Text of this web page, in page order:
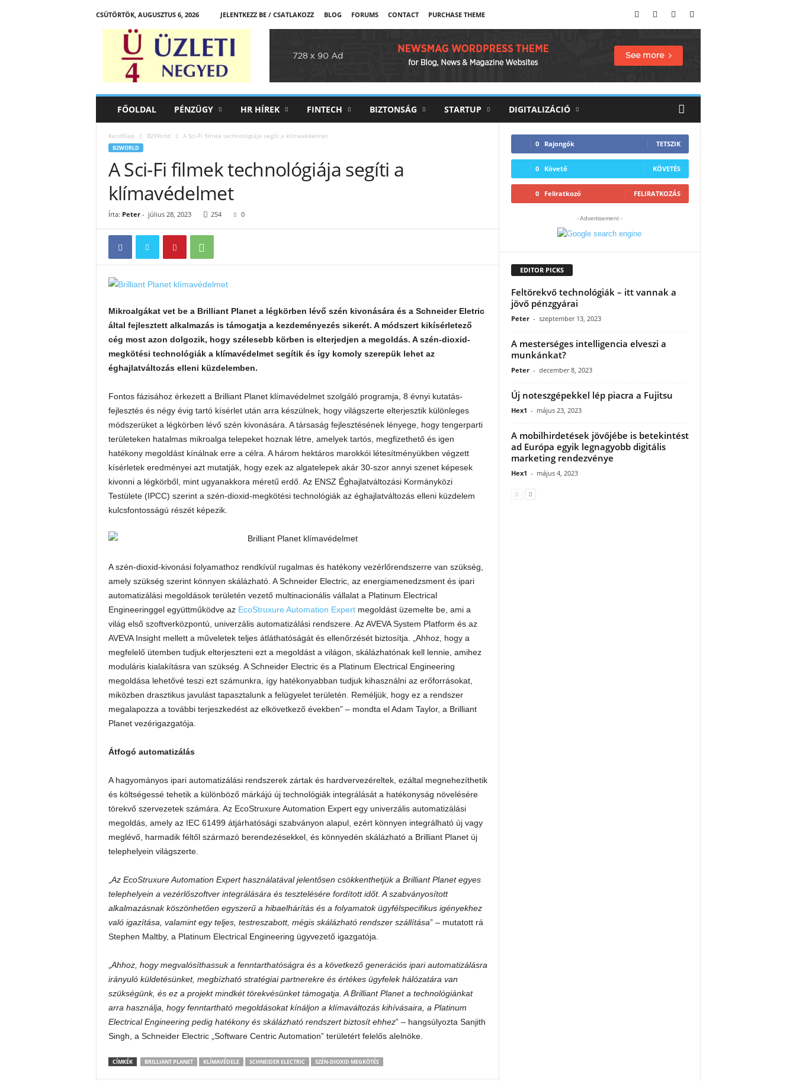
CSÜTÖRTÖK, AUGUSZTUS 6, 2026 JELENTKEZZ BE / CSATLAKOZZ BLOG FORUMS CONTACT
PURCHASE THEME
FŐOLDAL PÉNZÜGY HR HÍREK FINTECH BIZTONSÁG STARTUP DIGITALIZÁCIÓ
Kezdőlap B2World A Sci-Fi filmek technológiája segíti a klímavédelmet
B2WORLD
A Sci-Fi filmek technológiája segíti a
klímavédelmet
Írta: Peter- július 28, 2023 254 0
Mikroalgákat vet be a Brilliant Planet a légkörben lévő szén kivonására és a Schneider Eletric
által fejlesztett alkalmazás is támogatja a kezdeményezés sikerét. A módszert kikísérletező
cég most azon dolgozik, hogy szélesebb körben is elterjedjen a megoldás. A szén-dioxid-
megkötési technológiák a klímavédelmet segítik és így komoly szerepük lehet az
éghajlatváltozás elleni küzdelemben.
Fontos fázisához érkezett a Brilliant Planet klímavédelmet szolgáló programja, 8 évnyi kutatás-
fejlesztés és négy évig tartó kísérlet után arra készülnek, hogy világszerte elterjesztik különleges
módszerüket a légkörben lévő szén kivonására. A társaság fejlesztésének lényege, hogy tengerparti
területeken hatalmas mikroalga telepeket hoznak létre, amelyek tartós, megfizethető és igen
hatékony megoldást kínálnak erre a célra. A három hektáros marokkói létesítményükben végzett
kísérletek eredményei azt mutatják, hogy ezek az algatelepek akár 30-szor annyi szenet képesek
kivonni a légkörből, mint ugyanakkora méretű erdő. Az ENSZ Éghajlatváltozási Kormányközi
Testülete (IPCC) szerint a szén-dioxid-megkötési technológiák az éghajlatváltozás elleni küzdelem
kulcsfontosságú részét képezik.
A szén-dioxid-kivonási folyamathoz rendkívül rugalmas és hatékony vezérlőrendszerre van szükség,
amely szükség szerint könnyen skálázható. A Schneider Electric, az energiamenedzsment és ipari
automatizálási megoldások területén vezető multinacionális vállalat a Platinum Electrical
Engineeringgel együttműködve az EcoStruxure Automation Expertmegoldást üzemelte be, ami a
világ első szoftverközpontú, univerzális automatizálási rendszere. Az AVEVA System Platform és az
AVEVA Insight mellett a műveletek teljes átláthatóságát és ellenőrzését biztosítja. „Ahhoz, hogy a
megfelelő ütemben tudjuk elterjeszteni ezt a megoldást a világon, skálázhatónak kell lennie, amihez
moduláris kialakításra van szükség. A Schneider Electric és a Platinum Electrical Engineering
megoldása lehetővé teszi ezt számunkra, így hatékonyabban tudjuk kihasználni az erőforrásokat,
miközben drasztikus javulást tapasztalunk a felügyelet területén. Reméljük, hogy ez a rendszer
megalapozza a további terjeszkedést az elkövetkező években” – mondta el Adam Taylor, a Brilliant
Planet vezérigazgatója.
Átfogó automatizálás
A hagyományos ipari automatizálási rendszerek zártak és hardvervezéreltek, ezáltal megnehezíthetik
és költségessé tehetik a különböző márkájú új technológiák integrálását a hatékonyság növelésére
törekvő szervezetek számára. Az EcoStruxure Automation Expert egy univerzális automatizálási
megoldás, amely az IEC 61499 átjárhatósági szabványon alapul, ezért könnyen integrálható új vagy
meglévő, harmadik féltől származó berendezésekkel, és könnyedén skálázható a Brilliant Planet új
telephelyein világszerte.
Az EcoStruxure Automation Expert használatával jelentősen csökkenthetjük a Brilliant Planet egyes
telephelyein a vezérlőszoftver integrálására és tesztelésére fordított időt. A szabványosított
alkalmazásnak köszönhetően egyszerű a hibaelhárítás és a folyamatok ügyfélspecifikus igényekhez
való igazítása, valamint egy teljes, testreszabott, mégis skálázható rendszer szállítása” – mutatott rá
Stephen Maltby, a Platinum Electrical Engineering ügyvezető igazgatója.
Ahhoz, hogy megvalósíthassuk a fenntarthatóságra és a következő generációs ipari automatizálásra
irányuló küldetésünket, megbízható stratégiai partnerekre és értékes ügyfelek hálózatára van
szükségünk, és ez a projekt mindkét törekvésünket támogatja. A Brilliant Planet a technológiánkat
arra használja, hogy fenntartható megoldásokat kínáljon a klímaváltozás kihívásaira, a Platinum
Electrical Engineering pedig hatékony és skálázható rendszert biztosít ehhez” – hangsúlyozta Sanjith
Singh, a Schneider Electric „Software Centric Automation” területért felelős alelnöke.
CÍMKÉK BRILLIANT PLANET KLÍMAVÉDELE SCHNEIDER ELECTRIC SZÉN-DIOXID MEGKÖTÉS
0 Rajongók TETSZIK
0 Követő KÖVETÉS
0 Feliratkozó FELIRATKOZÁS
- Advertisement -
EDITOR PICKS
Feltörekvő technológiák – itt vannak a
jövő pénzgyárai
Peter - szeptember 13, 2023
A mesterséges intelligencia elveszi a
munkánkat?
Peter - december 8, 2023
Új noteszgépekkel lép piacra a Fujitsu
Hex1 - május 23, 2023
A mobilhirdetések jövőjébe is betekintést
ad Európa egyik legnagyobb digitális
marketing rendezvénye
Hex1 - május 4, 2023